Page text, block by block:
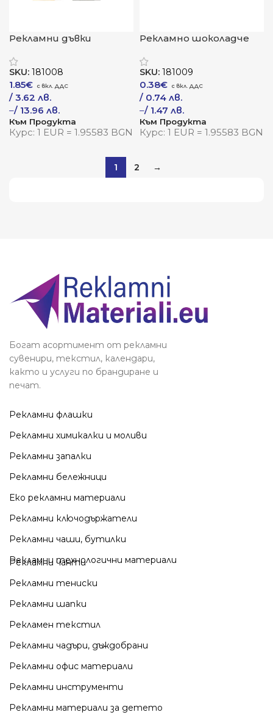
Рекламни дъвки
SKU: 181008
1.85€
/ 3.62 лв.
–/ 13.96 лв.
Към Продукта
Курс: 1 EUR = 1.95583 BGN
Рекламно шоколадче
SKU: 181009
0.38€
/ 0.74 лв.
–/ 1.47 лв.
Към Продукта
Курс: 1 EUR = 1.95583 BGN
1 2 →
Богат асортимент от рекламни
сувенири, текстил, календари,
както и услуги по брандиране и
печат.
Рекламни флашки
Рекламни химикалки и моливи
Рекламни запалки
Рекламни бележници
Еко рекламни материали
Рекламни ключодържатели
Рекламни чаши, бутилки
Рекламни технологични материали
Рекламни чанти
Рекламни тениски
Рекламни шапки
Рекламен текстил
Рекламни чадъри, дъждобрани
Рекламни офис материали
Рекламни инструменти
Рекламни материали за детето